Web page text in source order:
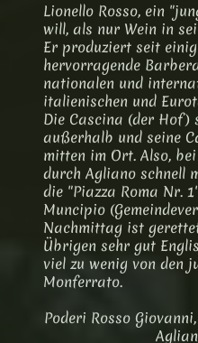
Lionello Rosso, ein
will, als nur Wein in
Er produziert seit
hervorragende
nationalen und
italienischen und
Die Cascina (der Hof)
außerhalb und seine
mitten im Ort. Also,
durch Agliano schnell
die "Piazza Roma Nr.
Muncipio
Nachmittag ist
Übrigen sehr gut
viel zu wenig von den
Monferrato.
Poderi Rosso